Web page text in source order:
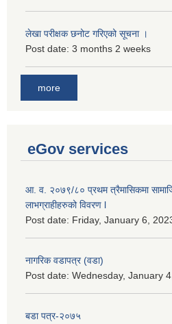
लेखा परीक्षक छनोट गरिएको सूचना ।
Post date: 3 months 2 weeks
more
eGov services
आ. व. २०७९/८० प्रथम त्रैमासिकमा
लाभग्राहीहरुको विवरण l
Post date: Friday, January 6,
नागरिक वडापत्र (वडा)
Post date: Wednesday, January
बडा पत्र-२०७५